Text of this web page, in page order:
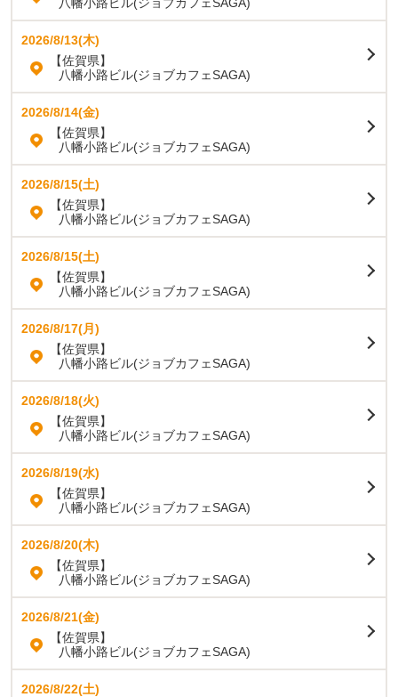
2026/8/13(木)
【佐賀県】
八幡小路ビル(ジョブカフェSAGA)
2026/8/14(金)
【佐賀県】
八幡小路ビル(ジョブカフェSAGA)
2026/8/15(土)
【佐賀県】
八幡小路ビル(ジョブカフェSAGA)
2026/8/15(土)
【佐賀県】
八幡小路ビル(ジョブカフェSAGA)
2026/8/17(月)
【佐賀県】
八幡小路ビル(ジョブカフェSAGA)
2026/8/18(火)
【佐賀県】
八幡小路ビル(ジョブカフェSAGA)
2026/8/19(水)
【佐賀県】
八幡小路ビル(ジョブカフェSAGA)
2026/8/20(木)
【佐賀県】
八幡小路ビル(ジョブカフェSAGA)
2026/8/21(金)
【佐賀県】
八幡小路ビル(ジョブカフェSAGA)
2026/8/22(土)